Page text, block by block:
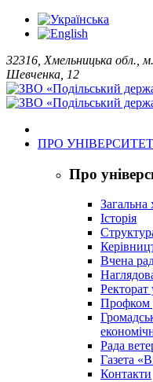
32316, Хмельницька обл.,
Шевченка, 12
ПРО УНІВЕРСИТЕТ
Про
Загальна
Історія
Вчена
Ректорат
Профком
Рада
Газета
Контакти